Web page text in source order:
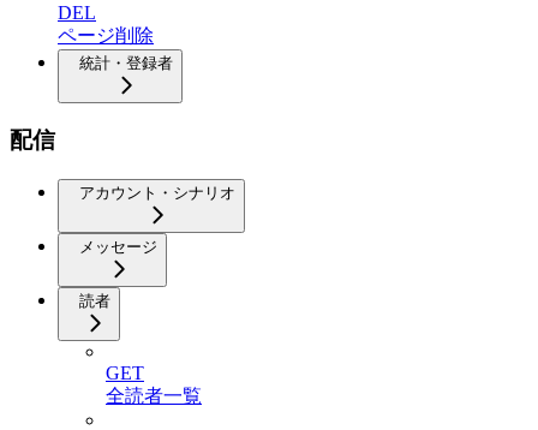
DEL
ページ削除
統計・登録者
配信
アカウント・シナリオ
メッセージ
読者
GET
全読者一覧